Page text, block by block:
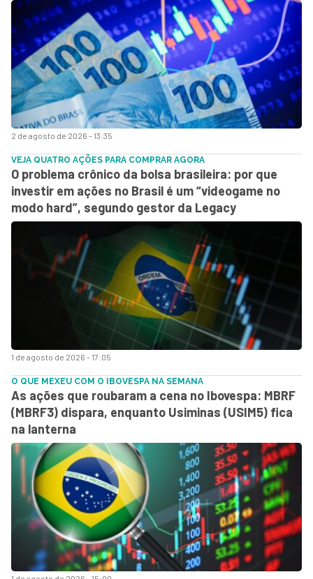
2 de agosto de 2026 - 13:35
1 de agosto de 2026 - 17:05
VEJA QUATRO AÇÕES PARA COMPRAR AGORA
O problema crônico da bolsa brasileira: por que
investir em ações no Brasil é um “videogame no
modo hard”, segundo gestor da Legacy
O QUE MEXEU COM O IBOVESPA NA SEMANA
As ações que roubaram a cena no Ibovespa: MBRF
(MBRF3) dispara, enquanto Usiminas (USIM5) fica
na lanterna